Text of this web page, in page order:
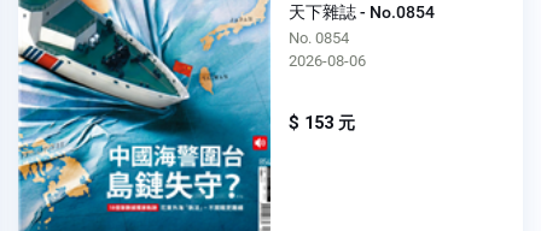
天下雜誌 - No.0854
No. 0854
2026-08-06
$ 153 元